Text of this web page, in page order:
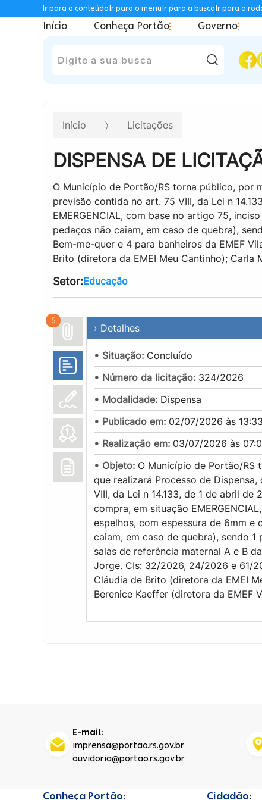
Ir para o conteúdoIr para o menuIr para a buscaIr para o
Início Conheça Portão Governo
Início Licitações
DISPENSA DE
O Município de Portão/RS torna público, por
previsão contida no art. 75 VIII, da Lei n
EMERGENCIAL, com base no artigo 75,
pedaços não caiam, em caso de quebra),
Bem-me-quer e 4 para banheiros da EMEF
Brito (diretora da EMEI Meu Cantinho); Carla
Setor:Educação
5
› Detalhes
• Situação: Concluído
• Número da licitação: 324/2026
• Modalidade: Dispensa
• Publicado em: 02/07/2026 às 13:33
• Realização em: 03/07/2026 às
• Objeto: O Município de Portão/RS
que realizará Processo de
VIII, da Lei n 14.133, de 1 de abril
compra, em situação
espelhos, com espessura de 6mm
caiam, em caso de quebra), sendo
salas de referência maternal A e B
Jorge. CIs: 32/2026, 24/2026 e 61/
Cláudia de Brito (diretora da EMEI
Berenice Kaeffer (diretora da EMEF
E-mail:
imprensa@portao.rs.gov.br
ouvidoria@portao.rs.gov.br
Conheça Portão: Cidadão: